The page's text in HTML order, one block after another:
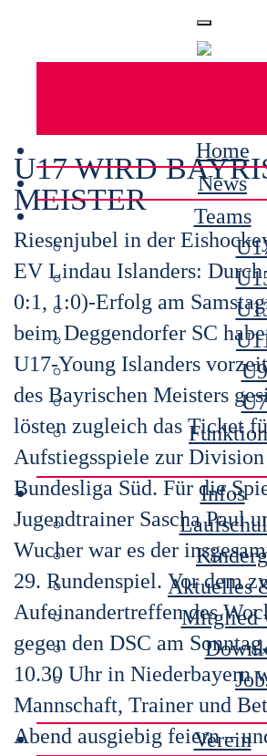
Home
News
Teams
U9
U7
Infos
Aktuelles
Mitglied
Verein
U17 WIRD
MEISTER
Riesenjubel in der
EV Lindau Islanders:
0:1, 1:0)-Erfolg am
beim Deggendorfer SC
U17-Young Islanders
des Bayrischen Meisters
lösten zugleich das Ticket
Aufstiegsspiele zur
Bundesliga Süd. Für die
Jugendtrainer Sascha Paul
Wucher war es der
29. Rundenspiel. Vor dem
Aufeinandertreffen des
gegen den DSC am
10.30 Uhr in Niederbayern
Mannschaft, Trainer und
Abend ausgiebig feiern –